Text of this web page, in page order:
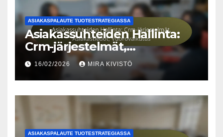
ASIAKASPALAUTE TUOTESTRATEGIASSA
Asiakassuhteiden Hallinta:
Crm-järjestelmät,
Asiakastiedot, Vuorovaikutus
16/02/2026 MIRA KIVISTÖ
ASIAKASPALAUTE TUOTESTRATEGIASSA